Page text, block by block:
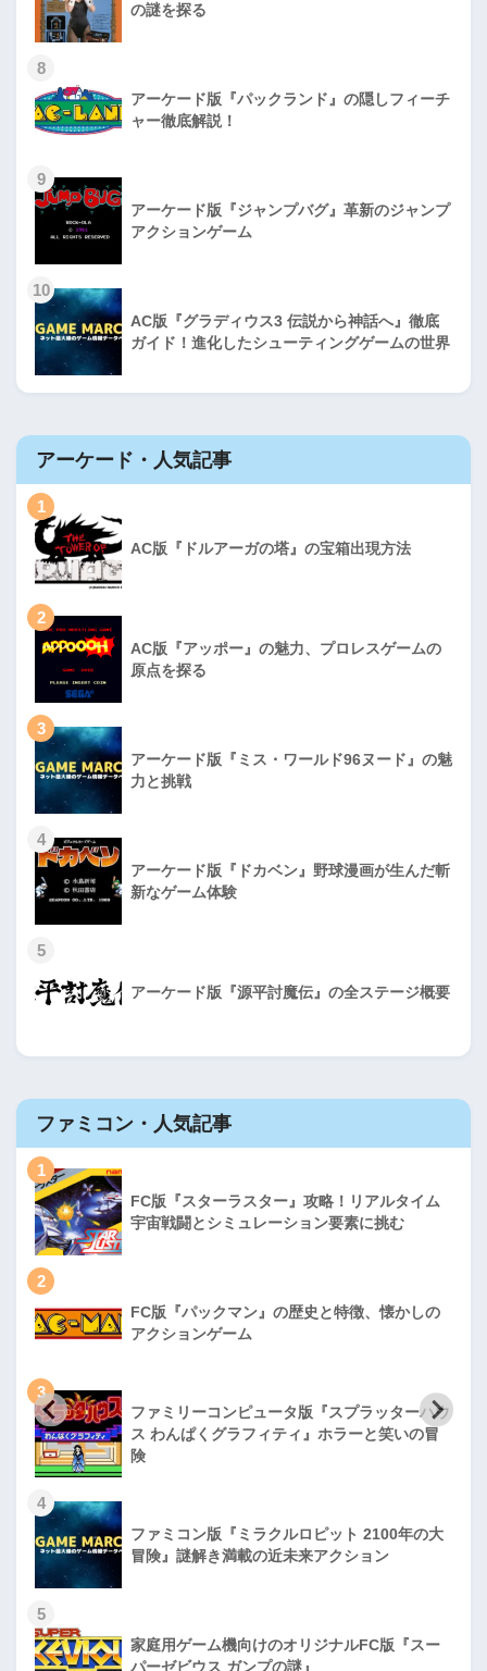
の謎を探る
8
アーケード版『パックランド』の隠しフィーチ
ャー徹底解説！
9
アーケード版『ジャンプバグ』革新のジャンプ
アクションゲーム
10
AC版『グラディウス3 伝説から神話へ』徹底
ガイド！進化したシューティングゲームの世界
アーケード・人気記事
1
AC版『ドルアーガの塔』の宝箱出現方法
2
AC版『アッポー』の魅力、プロレスゲームの
原点を探る
3
アーケード版『ミス・ワールド96ヌード』の魅
力と挑戦
4
アーケード版『ドカベン』野球漫画が生んだ斬
新なゲーム体験
5
アーケード版『源平討魔伝』の全ステージ概要
ファミコン・人気記事
1
FC版『スターラスター』攻略！リアルタイム
宇宙戦闘とシミュレーション要素に挑む
2
FC版『パックマン』の歴史と特徴、懐かしの
アクションゲーム
3
ファミリーコンピュータ版『スプラッターハウ
ス わんぱくグラフィティ』ホラーと笑いの冒
険
4
ファミコン版『ミラクルロピット 2100年の大
冒険』謎解き満載の近未来アクション
5
家庭用ゲーム機向けのオリジナルFC版『スー
パーゼビウス ガンプの謎』